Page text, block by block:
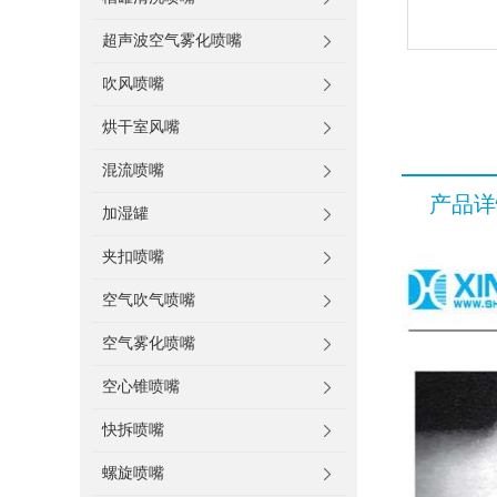
超声波空气雾化喷嘴
吹风喷嘴
烘干室风嘴
混流喷嘴
加湿罐
夹扣喷嘴
空气吹气喷嘴
空气雾化喷嘴
空心锥喷嘴
快拆喷嘴
螺旋喷嘴
产品